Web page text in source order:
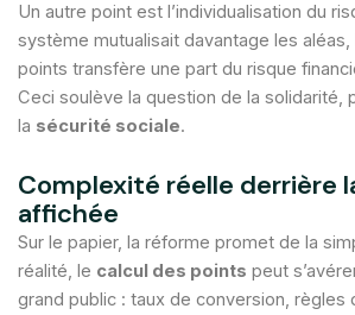
Un autre point est l’individualisation du
système mutualisait davantage les
points transfère une part du risque
Ceci soulève la question de la solidarité,
la sécurité sociale.
Complexité réelle derrière
affichée
Sur le papier, la réforme promet de la
réalité, le calcul des points peut
grand public : taux de conversion, règles